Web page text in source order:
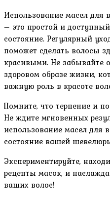
Использование масел для
– это простой и
состояние. Регулярный
поможет сделать волосы
красивыми. Не забывайте
здоровом образе жизни‚
важную роль в красоте
Помните‚ что терпение и
Не ждите мгновенных
использование масел для
состояние вашей
Экспериментируйте‚
рецепты масок‚ и
ваших волос!